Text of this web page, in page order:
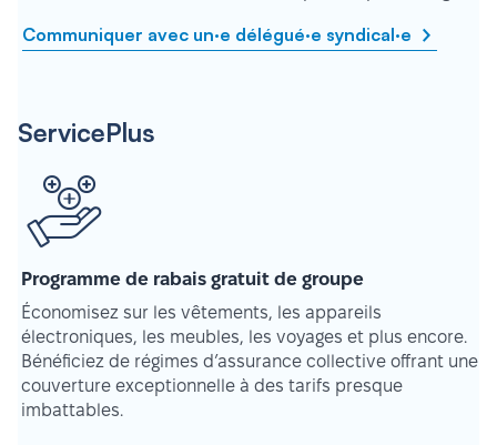
Communiquer avec un·e délégué·e syndical·e
ServicePlus
Programme de rabais gratuit de groupe
Économisez sur les vêtements, les appareils
électroniques, les meubles, les voyages et plus encore.
Bénéficiez de régimes d’assurance collective offrant une
couverture exceptionnelle à des tarifs presque
imbattables.